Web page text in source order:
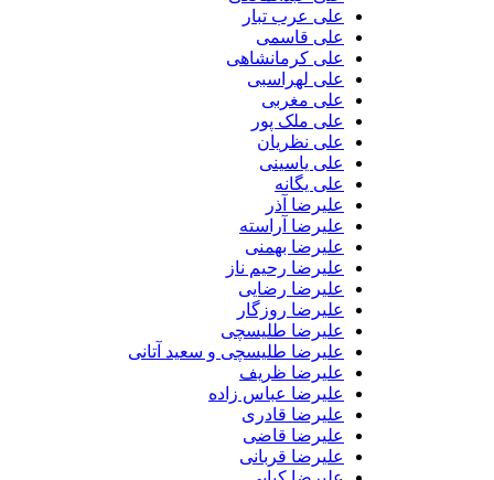
علی عرب تبار
علی قاسمی
علی کرمانشاهی
علی لهراسبی
علی مغربی
علی ملک پور
علی نظریان
علی یاسینی
علی یگانه
علیرضا آذر
علیرضا آراسته
علیرضا بهمنی
علیرضا رحیم ناز
علیرضا رضایی
علیرضا روزگار
علیرضا طلیسچی
علیرضا طلیسچی و سعید آتانی
علیرضا ظریف
علیرضا عباس زاده
علیرضا قادری
علیرضا قاضی
علیرضا قربانی